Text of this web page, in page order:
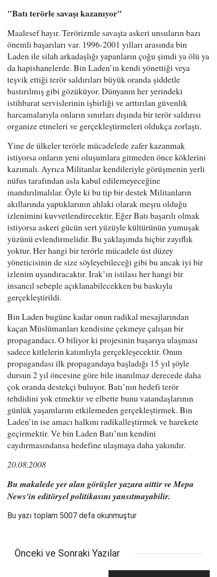
"Batı terörle savaşı kazanıyor"
Maalesef hayır. Terörizmle savaşta askeri unsuların bazı
önemli başarıları var. 1996-2001 yılları arasında bin
Laden ile silah arkadaşlığı yapanların çoğu şimdi ya ölü ya
da hapishanelerde. Bin Laden’in kendi yönettiği veya
teşvik ettiği terör saldırıları büyük oranda şiddetle
bastırılmış gibi gözüküyor. Dünyanın her yerindeki
istihbarat servislerinin işbirliği ve arttırılan güvenlik
harcamalarıyla onların sınırları dışında bir terör saldırısı
organize etmeleri ve gerçekleştirmeleri oldukça zorlaştı.
Yine de ülkeler terörle mücadelede zafer kazanmak
istiyorsa onların yeni oluşumlara gitmeden önce köklerini
kazımalı. Ayrıca Militanlar kendileriyle görüşmenin yerli
nüfus tarafından asla kabul edilemeyeceğine
inandırılmalılar. Öyle ki bu tip bir destek Militanların
akıllarında yaptıklarının ahlaki olarak meşru olduğu
izlenimini kuvvetlendirecektir. Eğer Batı başarılı olmak
istiyorsa askeri gücün sert yüzüyle kültürünün yumuşak
yüzünü evlendirmelidir. Bu yaklaşımda hiçbir zayıflık
yoktur. Her hangi bir terörle mücadele üst düzey
yöneticisinin de size söyleyebileceği gibi bu ancak iyi bir
izlenim uyandıracaktır. Irak’ın istilası her hangi bir
insancıl sebeple açıklanabilecekken bu baskıyla
gerçekleştirildi.
Bin Laden bugüne kadar onun radikal mesajlarından
kaçan Müslümanları kendisine çekmeye çalışan bir
propagandacı. O biliyor ki projesinin başarıya ulaşması
sadece kitlelerin katımlıyla gerçekleşecektir. Onun
propagandası ilk propagandaya başladığı 15 yıl şöyle
dursun 2 yıl öncesine göre bile inanılmaz derecede daha
çok oranda destekçi buluyor. Batı’nın hedefi terör
tehdidini yok etmektir ve elbette bunu vatandaşlarının
günlük yaşamlarını etkilemeden gerçekleştirmek. Bin
Laden’in ise amacı halkını radikalleştirmek ve harekete
geçirmektir. Ve bin Laden Batı’nın kendini
caydırmasındansa hedefine ulaşmaya daha yakındır.
20.08.2008
Bu makalede yer alan görüşler yazara aittir ve Mepa
News'in editöryel politikasını yansıtmayabilir.
Bu yazı toplam 5007 defa okunmuştur
Önceki ve Sonraki Yazılar